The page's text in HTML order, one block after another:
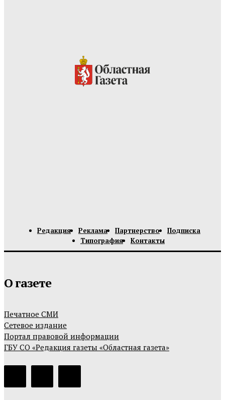
Редакция Реклама Партнерство
Подписка
Типография
Контакты
О газете
Печатное СМИ
Сетевое издание
Портал правовой информации
ГБУ СО «Редакция газеты «Областная газета»